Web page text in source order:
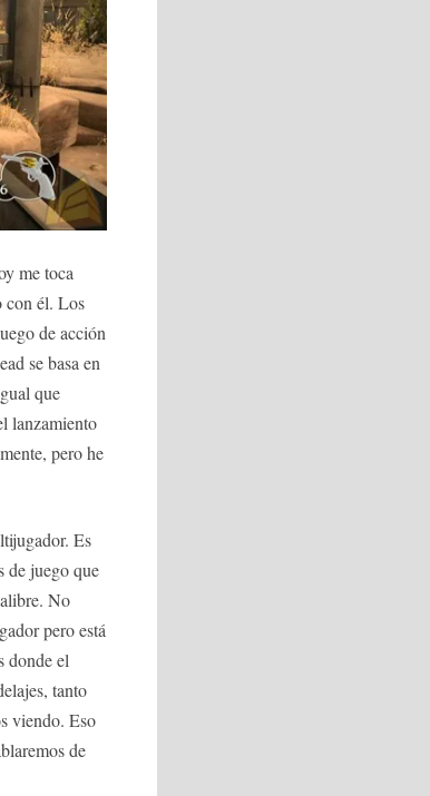
me toca
con él. Los
de acción
se basa en
que
lanzamiento
pero he
Es
de juego que
No
pero está
donde el
tanto
viendo. Eso
de